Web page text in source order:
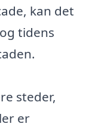
kan det
tidens
steder,
er